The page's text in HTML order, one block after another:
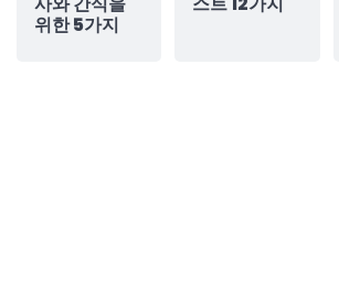
위한 5가지